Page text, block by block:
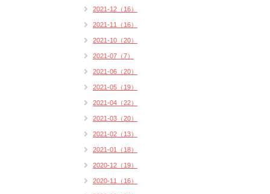
2021-12（16）
2021-11（16）
2021-10（20）
2021-07（7）
2021-06（20）
2021-05（19）
2021-04（22）
2021-03（20）
2021-02（13）
2021-01（18）
2020-12（19）
2020-11（16）